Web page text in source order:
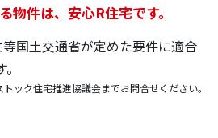
物件は、安心R住宅です。
国土交通省が定めた要件に適合
ック住宅推進協議会までお問合せください。